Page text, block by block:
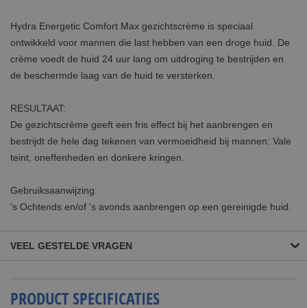
Hydra Energetic Comfort Max gezichtscrème is speciaal
ontwikkeld voor mannen die last hebben van een droge huid. De
crème voedt de huid 24 uur lang om uitdroging te bestrijden en
de beschermde laag van de huid te versterken.
RESULTAAT:
De gezichtscrème geeft een fris effect bij het aanbrengen en
bestrijdt de hele dag tekenen van vermoeidheid bij mannen: Vale
teint, oneffenheden en donkere kringen.
Gebruiksaanwijzing:
's Ochtends en/of 's avonds aanbrengen op een gereinigde huid.
VEEL GESTELDE VRAGEN
PRODUCT SPECIFICATIES